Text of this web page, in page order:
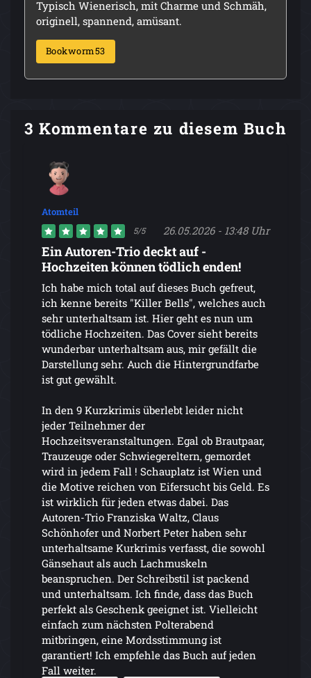
Typisch Wienerisch, mit Charme und Schmäh,
originell, spannend, amüsant.
Bookworm53
3 Kommentare zu diesem Buch
Atomteil
5/5 26.05.2026 - 13:48 Uhr
Ein Autoren-Trio deckt auf -
Hochzeiten können tödlich enden!
Ich habe mich total auf dieses Buch gefreut,
ich kenne bereits "Killer Bells", welches auch
sehr unterhaltsam ist. Hier geht es nun um
tödliche Hochzeiten. Das Cover sieht bereits
wunderbar unterhaltsam aus, mir gefällt die
Darstellung sehr. Auch die Hintergrundfarbe
ist gut gewählt.
In den 9 Kurzkrimis überlebt leider nicht
jeder Teilnehmer der
Hochzeitsveranstaltungen. Egal ob Brautpaar,
Trauzeuge oder Schwiegereltern, gemordet
wird in jedem Fall ! Schauplatz ist Wien und
die Motive reichen von Eifersucht bis Geld. Es
ist wirklich für jeden etwas dabei. Das
Autoren-Trio Franziska Waltz, Claus
Schönhofer und Norbert Peter haben sehr
unterhaltsame Kurkrimis verfasst, die sowohl
Gänsehaut als auch Lachmuskeln
beanspruchen. Der Schreibstil ist packend
und unterhaltsam. Ich finde, dass das Buch
perfekt als Geschenk geeignet ist. Vielleicht
einfach zum nächsten Polterabend
mitbringen, eine Mordsstimmung ist
garantiert! Ich empfehle das Buch auf jeden
Fall weiter.